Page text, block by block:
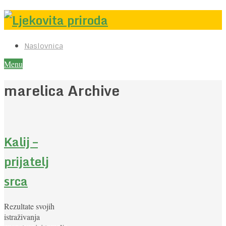
Naslovnica
Menu
marelica Archive
Kalij –
prijatelj
srca
Rezultate svojih
istraživanja